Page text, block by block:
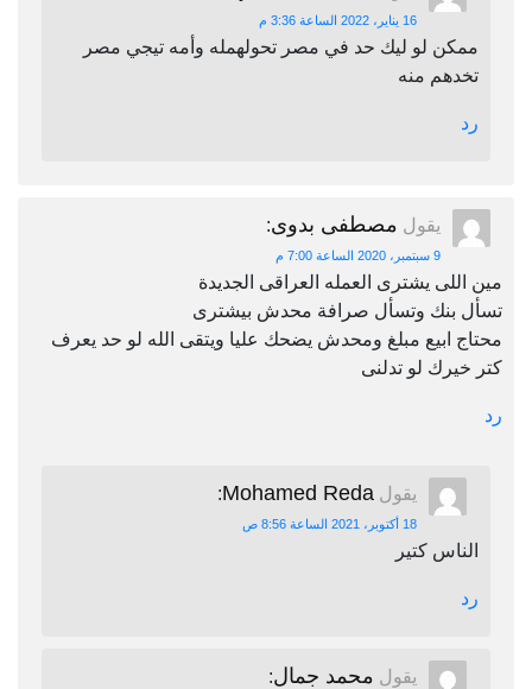
16 يناير، 2022 الساعة 3:36 م
ممكن لو ليك حد في مصر تحولهمله وأمه تيجي مصر
تخدهم منه
رد
يقول مصطفى بدوى:
9 سبتمبر، 2020 الساعة 7:00 م
مين اللى يشترى العمله العراقى الجديدة
تسأل بنك وتسأل صرافة محدش بيشترى
محتاج ابيع مبلغ ومحدش يضحك عليا ويتقى الله لو حد يعرف
كتر خيرك لو تدلنى
رد
يقول Mohamed Reda
:
18 أكتوبر، 2021 الساعة 8:56 ص
الناس كتير
رد
يقول محمد جمال: